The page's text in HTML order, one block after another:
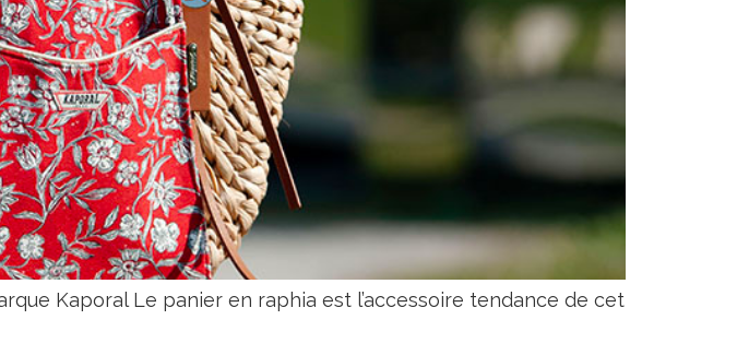
Kaporal Le panier en raphia est l’accessoire tendance de cet